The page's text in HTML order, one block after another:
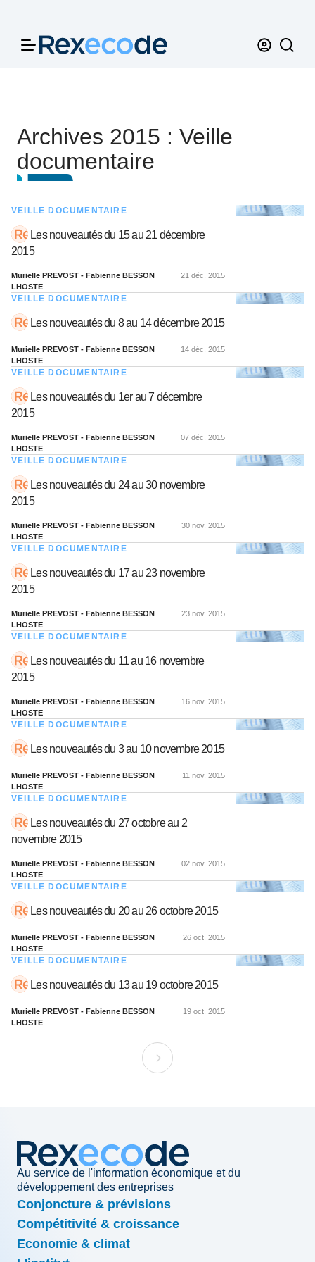
Archives 2015 : Veille
documentaire
VEILLE DOCUMENTAIRE
Les nouveautés du 15 au 21 décembre
2015
Murielle PREVOST - Fabienne BESSON
LHOSTE
21 déc. 2015
VEILLE DOCUMENTAIRE
Les nouveautés du 8 au 14 décembre 2015
Murielle PREVOST - Fabienne BESSON
LHOSTE
14 déc. 2015
VEILLE DOCUMENTAIRE
Les nouveautés du 1er au 7 décembre
2015
Murielle PREVOST - Fabienne BESSON
LHOSTE
07 déc. 2015
VEILLE DOCUMENTAIRE
Les nouveautés du 24 au 30 novembre
2015
Murielle PREVOST - Fabienne BESSON
LHOSTE
30 nov. 2015
VEILLE DOCUMENTAIRE
Les nouveautés du 17 au 23 novembre
2015
Murielle PREVOST - Fabienne BESSON
LHOSTE
23 nov. 2015
VEILLE DOCUMENTAIRE
Les nouveautés du 11 au 16 novembre
2015
Murielle PREVOST - Fabienne BESSON
LHOSTE
16 nov. 2015
VEILLE DOCUMENTAIRE
Les nouveautés du 3 au 10 novembre 2015
Murielle PREVOST - Fabienne BESSON
LHOSTE
11 nov. 2015
VEILLE DOCUMENTAIRE
Les nouveautés du 27 octobre au 2
novembre 2015
Murielle PREVOST - Fabienne BESSON
LHOSTE
02 nov. 2015
VEILLE DOCUMENTAIRE
Les nouveautés du 20 au 26 octobre 2015
Murielle PREVOST - Fabienne BESSON
LHOSTE
26 oct. 2015
VEILLE DOCUMENTAIRE
Les nouveautés du 13 au 19 octobre 2015
Murielle PREVOST - Fabienne BESSON
LHOSTE
19 oct. 2015
Au service de l'information économique et du
développement des entreprises
Conjoncture & prévisions
Compétitivité & croissance
Economie & climat